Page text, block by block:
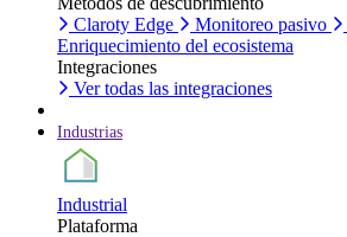
Claroty Edge
Monitoreo pasivo
Enriquecimiento del ecosistema
Integraciones
Ver todas las integraciones
Industrias
Industrial
Plataforma